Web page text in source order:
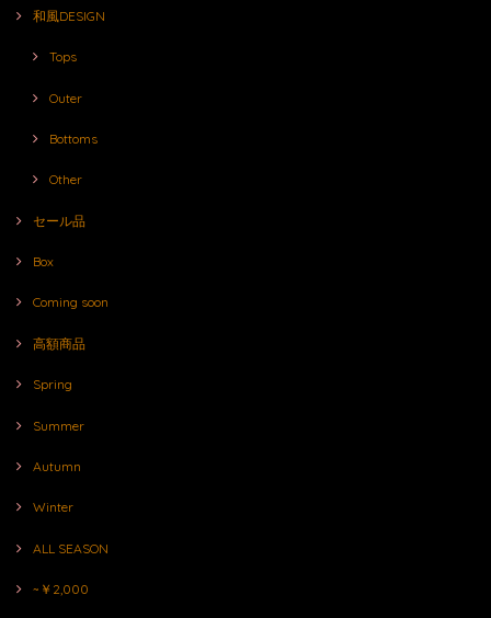
和風DESIGN
Tops
Outer
Bottoms
Other
セール品
Box
Coming soon
高額商品
Spring
Summer
Autumn
Winter
ALL SEASON
~￥2,000